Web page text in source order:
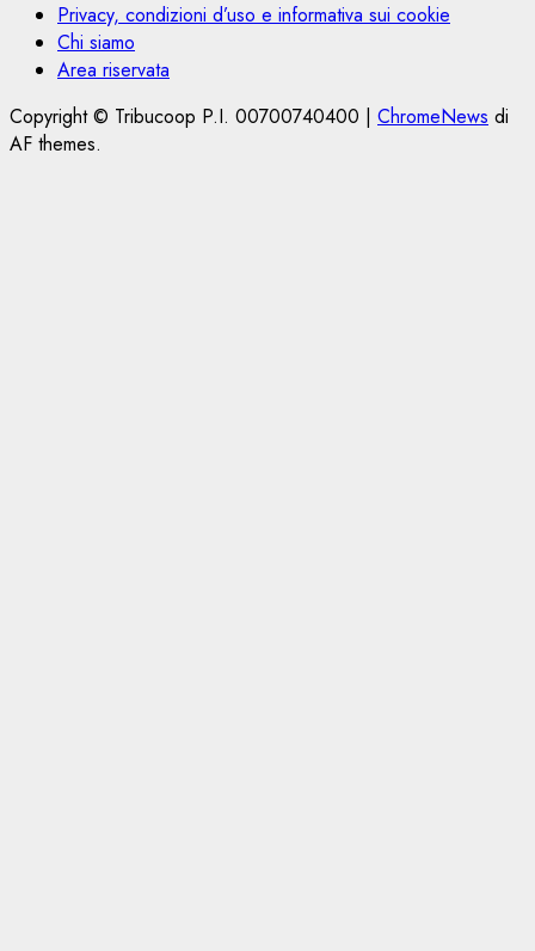
Privacy, condizioni d’uso e informativa sui cookie
Chi siamo
Area riservata
Copyright © Tribucoop P.I. 00700740400 | ChromeNews di
AF themes.